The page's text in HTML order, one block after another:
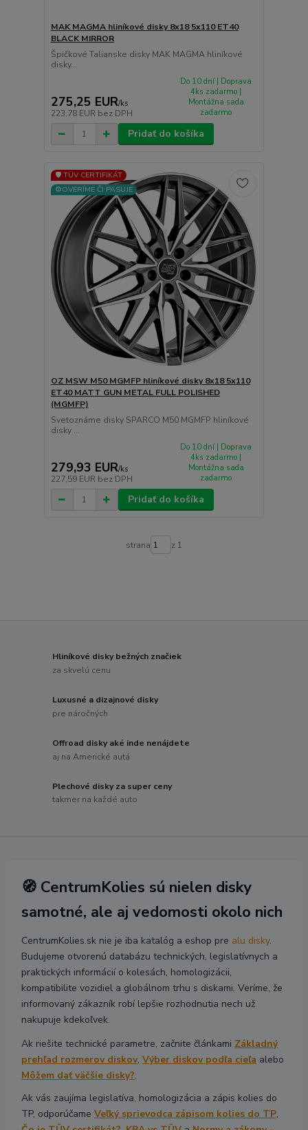
MAK MAGMA hliníkové disky 8x18 5x110 ET40
BLACK MIRROR
Špičkové Talianske disky MAK MAGMA hliníkové
disky...
275,25 EUR/ks
223,78 EUR bez DPH
Do 10 dní | Doprava
4ks zadarmo |
Montážna sada
zadarmo
Pridať do košíka
🛡️ TÜV CERTIFIKÁT
⚙️OVERÍME ČI PASUJE
OZ MSW M50 MGMFP hliníkové disky 8x18 5x110
ET40 MATT GUN METAL FULL POLISHED
(MGMFP)
Svetoznáme disky SPARCO M50 MGMFP hliníkové
disky ...
279,93 EUR/ks
227,59 EUR bez DPH
Do 10 dní | Doprava
4ks zadarmo |
Montážna sada
zadarmo
Pridať do košíka
strana z 1
Hliníkové disky bežných značiek
za skvelú cenu
Luxusné a dizajnové disky
pre náročných
Offroad disky aké inde nenájdete
aj na Americké autá
Plechové disky za super ceny
takmer na každé auto
🧭 CentrumKolies sú nielen disky
samotné, ale aj vedomosti okolo nich
CentrumKolies.sk nie je iba katalóg a eshop pre alu disky.
Budujeme otvorenú databázu technických, legislatívnych a
praktických informácií o kolesách, homologizácii,
kompatibilite vozidiel a globálnom trhu s diskami. Veríme, že
informovaný zákazník robí lepšie rozhodnutia nech už
nakupuje kdekoľvek.
Ak riešite technické parametre, začnite článkami Základný
prehľad rozmerov diskov,Výber diskov podľa cieľa alebo
Môžem dať väčšie disky?.
Ak vás zaujíma legislatíva, homologizácia a zápis kolies do
TP, odporúčameVeľký sprievodca zápisom kolies do TP,